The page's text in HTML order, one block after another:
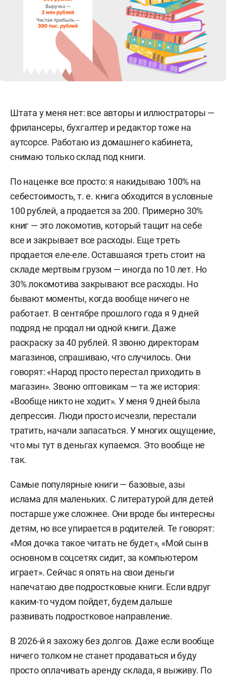
Штата у меня нет: все авторы и иллюстраторы —
фрилансеры, бухгалтер и редактор тоже на
аутсорсе. Работаю из домашнего кабинета,
снимаю только склад под книги.
По наценке все просто: я накидываю 100% на
себестоимость, т. е. книга обходится в условные
100 рублей, а продается за 200. Примерно 30%
книг — это локомотив, который тащит на себе
все и закрывает все расходы. Еще треть
продается еле-еле. Оставшаяся треть стоит на
складе мертвым грузом — иногда по 10 лет. Но
30% локомотива закрывают все расходы. Но
бывают моменты, когда вообще ничего не
работает. В сентябре прошлого года я 9 дней
подряд не продал ни одной книги. Даже
раскраску за 40 рублей. Я звоню директорам
магазинов, спрашиваю, что случилось. Они
говорят: «Народ просто перестал приходить в
магазин». Звоню оптовикам — та же история:
«Вообще никто не ходит». У меня 9 дней была
депрессия. Люди просто исчезли, перестали
тратить, начали запасаться. У многих ощущение,
что мы тут в деньгах купаемся. Это вообще не
так.
Самые популярные книги — базовые, азы
ислама для маленьких. С литературой для детей
постарше уже сложнее. Они вроде бы интересны
детям, но все упирается в родителей. Те говорят:
«Моя дочка такое читать не будет», «Мой сын в
основном в соцсетях сидит, за компьютером
играет». Сейчас я опять на свои деньги
напечатаю две подростковые книги. Если вдруг
каким-то чудом пойдет, будем дальше
развивать подростковое направление.
В 2026-й я захожу без долгов. Даже если вообще
ничего толком не станет продаваться и буду
просто оплачивать аренду склада, я выживу. По